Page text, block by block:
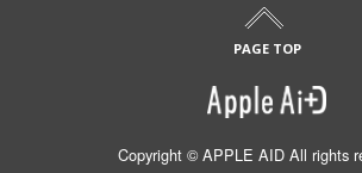
Copyright © APPLE AID All rights